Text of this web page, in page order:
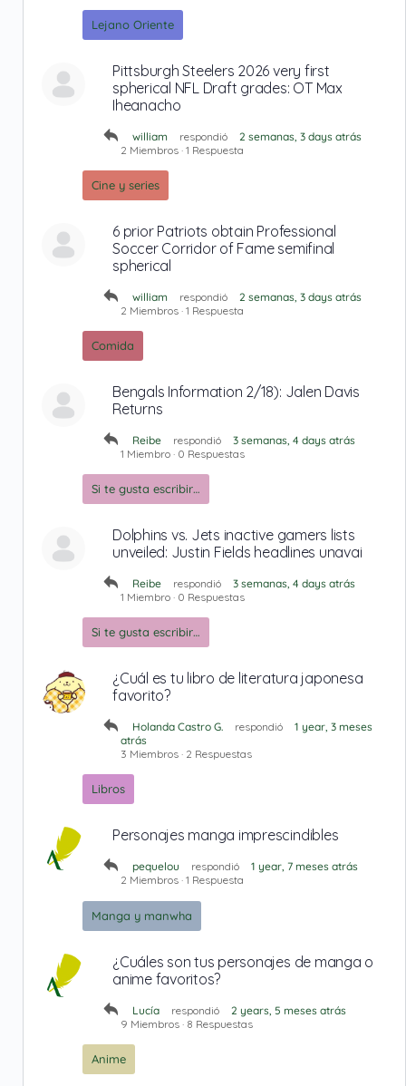
Lejano Oriente
Pittsburgh Steelers 2026 very first
spherical NFL Draft grades: OT Max
Iheanacho
william respondió
2 semanas, 3 days atrás
2 Miembros · 1 Respuesta
Cine y series
6 prior Patriots obtain Professional
Soccer Corridor of Fame semifinal
spherical
william respondió
2 semanas, 3 days atrás
2 Miembros · 1 Respuesta
Comida
Bengals Information 2/18): Jalen Davis
Returns
Reibe respondió
3 semanas, 4 days atrás
1 Miembro · 0 Respuestas
Si te gusta escribir…
Dolphins vs. Jets inactive gamers lists
unveiled: Justin Fields headlines unavai
Reibe respondió
3 semanas, 4 days atrás
1 Miembro · 0 Respuestas
Si te gusta escribir…
¿Cuál es tu libro de literatura japonesa
favorito?
Holanda Castro G. respondió
1 year, 3 meses
atrás
3 Miembros · 2 Respuestas
Libros
Personajes manga imprescindibles
pequelou respondió
1 year, 7 meses atrás
2 Miembros · 1 Respuesta
Manga y manwha
¿Cuáles son tus personajes de manga o
anime favoritos?
Lucía respondió
2 years, 5 meses atrás
9 Miembros · 8 Respuestas
Anime